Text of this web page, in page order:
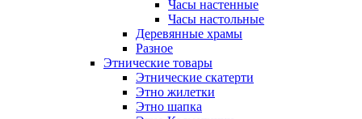
Часы настенные
Часы настольные
Деревянные храмы
Разное
Этнические товары
Этнические скатерти
Этно жилетки
Этно шапка